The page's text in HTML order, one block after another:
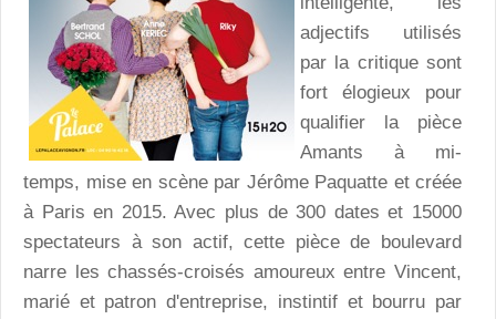
adjectifs utilisés
par la critique sont
fort élogieux pour
qualifier la pièce
Amants à mi-
temps, mise en scène par Jérôme Paquatte et créée
à Paris en 2015. Avec plus de 300 dates et 15000
spectateurs à son actif, cette pièce de boulevard
narre les chassés-croisés amoureux entre Vincent,
marié et patron d'entreprise, instintif et bourru par